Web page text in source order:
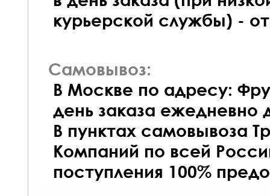
курьерской службы) -
Самовывоз:
В Москве по адресу:
день заказа ежедневно
В пунктах самовывоза
Компаний по всей
поступления 100%